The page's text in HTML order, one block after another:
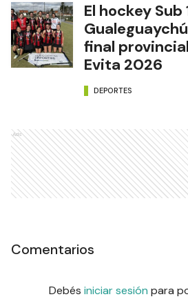
El hockey Sub
final
Evita 2026
DEPORTES
Ads
Comentarios
Debés iniciar sesión para